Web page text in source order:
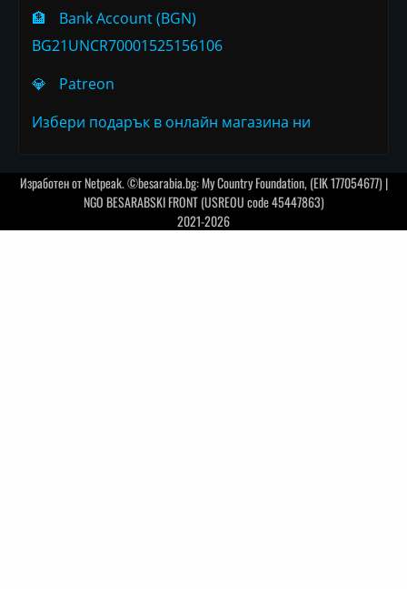
🏦
Bank Account (BGN)
BG21UNCR70001525156106
💎
Patreon
Избери подарък в онлайн магазина ни
Изработен отNetpeak. ©besarabia.bg: My Country Foundation, (EIK 177054677) |
NGO BESARABSKI FRONT (USREOU code 45447863)
2021-2026